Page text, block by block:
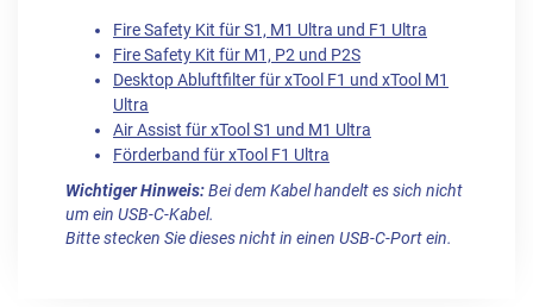
Fire Safety Kit für S1, M1 Ultra und F1 Ultra
Fire Safety Kit für M1, P2 und P2S
Desktop Abluftfilter für xTool F1 und xTool M1
Ultra
Air Assist für xTool S1 und M1 Ultra
Förderband für xTool F1 Ultra
Wichtiger Hinweis:Bei dem Kabel handelt es sich nicht
um ein USB-C-Kabel.
Bitte stecken Sie dieses nicht in einen USB-C-Port ein.